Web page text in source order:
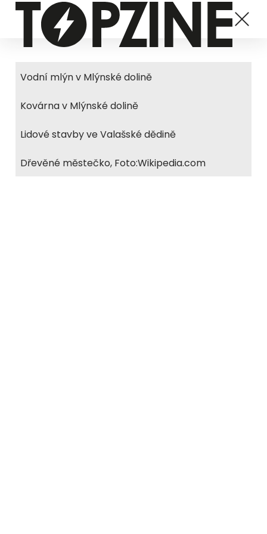
Vodní mlýn v Mlýnské dolině
Kovárna v Mlýnské dolině
Lidové stavby ve Valašské dědině
Dřevěné městečko, Foto:Wikipedia.com